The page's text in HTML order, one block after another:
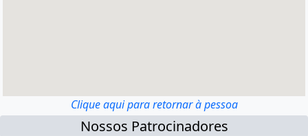
Clique aqui para retornar à pessoa
Nossos Patrocinadores